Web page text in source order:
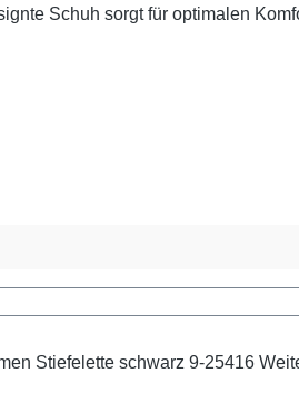
Schuh sorgt für optimalen